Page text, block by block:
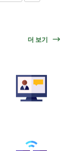
더 보기